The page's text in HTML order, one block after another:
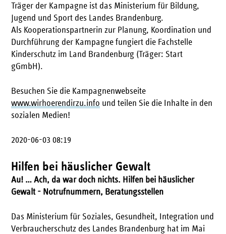
Träger der Kampagne ist das Ministerium für Bildung,
Jugend und Sport des Landes Brandenburg.
Als Kooperationspartnerin zur Planung, Koordination und
Durchführung der Kampagne fungiert die Fachstelle
Kinderschutz im Land Brandenburg (Träger: Start
gGmbH).
Besuchen Sie die Kampagnenwebseite
www.wirhoerendirzu.info und teilen Sie die Inhalte in den
sozialen Medien!
2020-06-03 08:19
Hilfen bei häuslicher Gewalt
Au! … Ach, da war doch nichts. Hilfen bei häuslicher
Gewalt - Notrufnummern, Beratungsstellen
Das Ministerium für Soziales, Gesundheit, Integration und
Verbraucherschutz des Landes Brandenburg hat im Mai